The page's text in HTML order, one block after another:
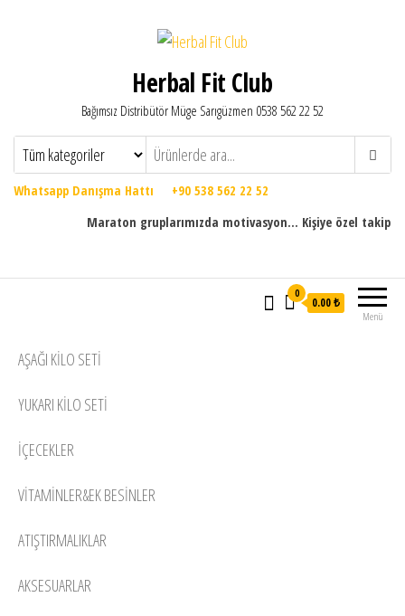
Herbal Fit Club
Bağımsız Distribütör Müge Sarıgüzmen 0538 562 22 52
Whatsapp Danışma Hattı +90 538 562 22 52
Maraton gruplarımızda motivasyon... Kişiye özel takip
Menü
0
0.00 ₺
AŞAĞI KILO SETI
YUKARI KILO SETI
İÇECEKLER
VITAMINLER&EK BESINLER
ATIŞTIRMALIKLAR
AKSESUARLAR